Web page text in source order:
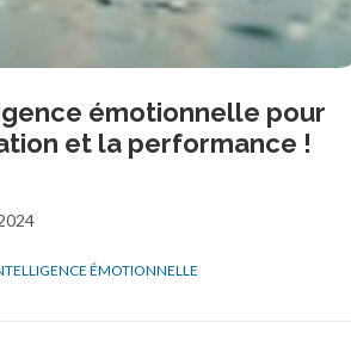
émotionnelle pour
et la performance !
ÉMOTIONNELLE